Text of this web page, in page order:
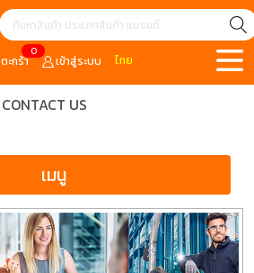
0
ตะกร้า เข้าสู่ระบบ ไทย
CONTACT US
เมนู